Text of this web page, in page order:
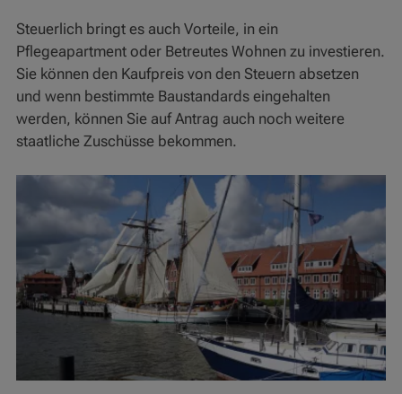
Steuerlich bringt es auch Vorteile, in ein
Pflegeapartment oder Betreutes Wohnen zu investieren.
Sie können den Kaufpreis von den Steuern absetzen
und wenn bestimmte Baustandards eingehalten
werden, können Sie auf Antrag auch noch weitere
staatliche Zuschüsse bekommen.